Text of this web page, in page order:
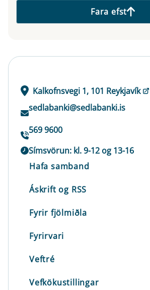
Fara efst
Kalkofnsvegi 1, 101 Reykjavík
sedlabanki@sedlabanki.is
569 9600
Símsvörun: kl. 9-12 og 13-16
Hafa samband
Áskrift og RSS
Fyrir fjölmiðla
Fyrirvari
Veftré
Vefkökustillingar